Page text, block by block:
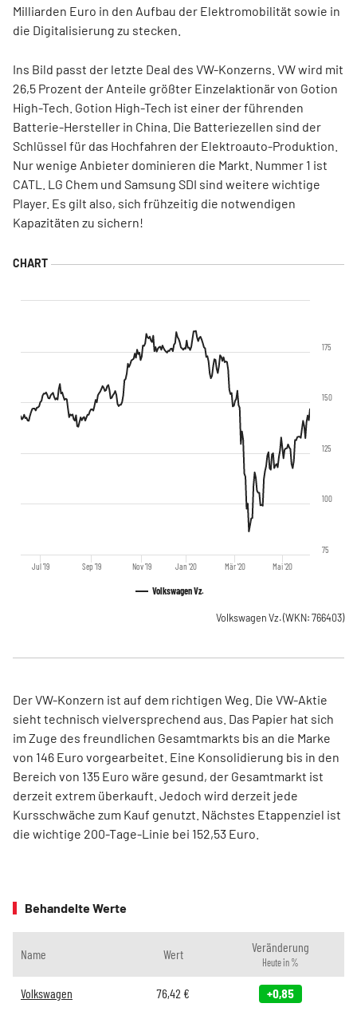
Milliarden Euro in den Aufbau der Elektromobilität sowie in
die Digitalisierung zu stecken.
Ins Bild passt der letzte Deal des VW-Konzerns. VW wird mit
26,5 Prozent der Anteile größter Einzelaktionär von Gotion
High-Tech. Gotion High-Tech ist einer der führenden
Batterie-Hersteller in China. Die Batteriezellen sind der
Schlüssel für das Hochfahren der Elektroauto-Produktion.
Nur wenige Anbieter dominieren die Markt. Nummer 1 ist
CATL. LG Chem und Samsung SDI sind weitere wichtige
Player. Es gilt also, sich frühzeitig die notwendigen
Kapazitäten zu sichern!
Volkswagen Vz.
Jul '19 Sep '19 Nov '19 Jan '20 Mär '20 Mai '20
75
100
125
150
175
Volkswagen Vz.(WKN: 766403)
Der VW-Konzern ist auf dem richtigen Weg. Die VW-Aktie
sieht technisch vielversprechend aus. Das Papier hat sich
im Zuge des freundlichen Gesamtmarkts bis an die Marke
von 146 Euro vorgearbeitet. Eine Konsolidierung bis in den
Bereich von 135 Euro wäre gesund, der Gesamtmarkt ist
derzeit extrem überkauft. Jedoch wird derzeit jede
Kursschwäche zum Kauf genutzt. Nächstes Etappenziel ist
die wichtige 200-Tage-Linie bei 152,53 Euro.
Behandelte Werte
Name Wert Veränderung
Heute in %
Volkswagen 76,42 € +0,85